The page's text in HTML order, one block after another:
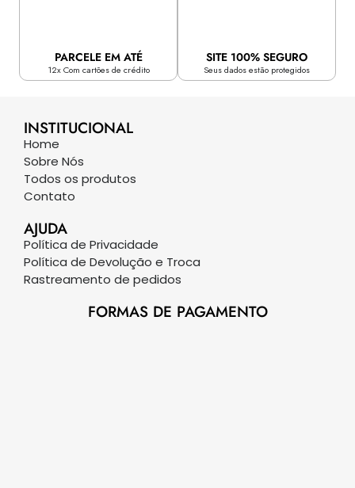
PARCELE EM ATÉ
12x Com cartões de crédito
SITE 100% SEGURO
Seus dados estão protegidos
INSTITUCIONAL
Home
Sobre Nós
Todos os produtos
Contato
AJUDA
Política de Privacidade
Política de Devolução e Troca
Rastreamento de pedidos
FORMAS DE PAGAMENTO